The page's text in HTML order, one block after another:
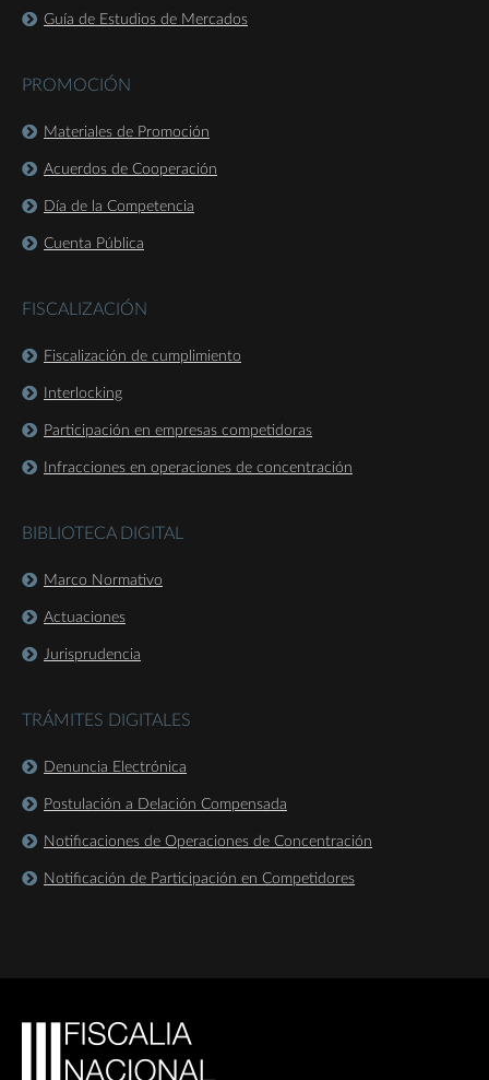
Guía de Estudios de Mercados
PROMOCIÓN
Materiales de Promoción
Acuerdos de Cooperación
Día de la Competencia
Cuenta Pública
FISCALIZACIÓN
Fiscalización de cumplimiento
Interlocking
Participación en empresas competidoras
Infracciones en operaciones de concentración
BIBLIOTECA DIGITAL
Marco Normativo
Actuaciones
Jurisprudencia
TRÁMITES DIGITALES
Denuncia Electrónica
Postulación a Delación Compensada
Notificaciones de Operaciones de Concentración
Notificación de Participación en Competidores